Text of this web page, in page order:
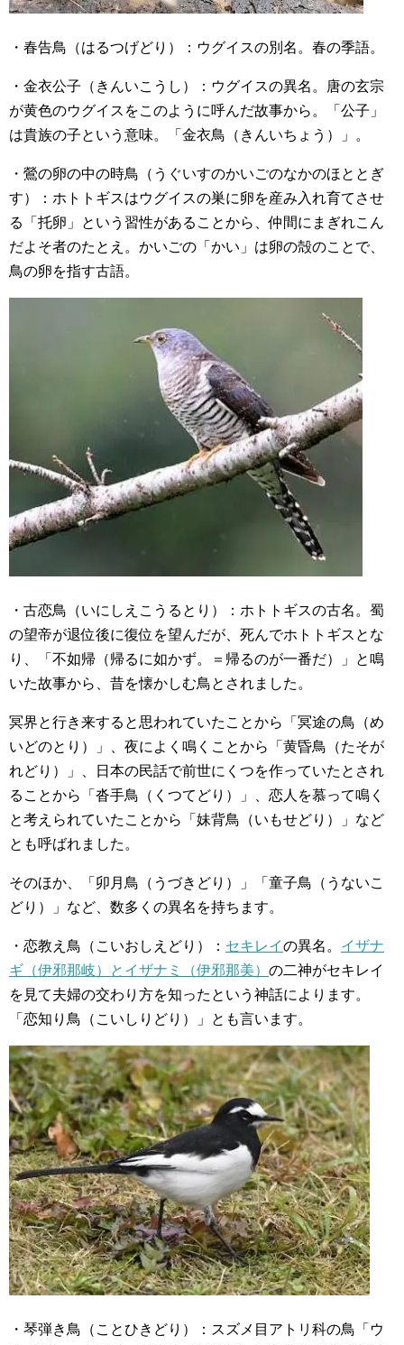
・春告鳥（はるつげどり）：ウグイスの別名。春の季語。
・金衣公子（きんいこうし）：ウグイスの異名。唐の玄宗
が黄色のウグイスをこのように呼んだ故事から。「公子」
は貴族の子という意味。「金衣鳥（きんいちょう）」。
・鶯の卵の中の時鳥（うぐいすのかいごのなかのほととぎ
す）：ホトトギスはウグイスの巣に卵を産み入れ育てさせ
る「托卵」という習性があることから、仲間にまぎれこん
だよそ者のたとえ。かいごの「かい」は卵の殻のことで、
鳥の卵を指す古語。
・古恋鳥（いにしえこうるとり）：ホトトギスの古名。蜀
の望帝が退位後に復位を望んだが、死んでホトトギスとな
り、「不如帰（帰るに如かず。＝帰るのが一番だ）」と鳴
いた故事から、昔を懐かしむ鳥とされました。
冥界と行き来すると思われていたことから「冥途の鳥（め
いどのとり）」、夜によく鳴くことから「黄昏鳥（たそが
れどり）」、日本の民話で前世にくつを作っていたとされ
ることから「沓手鳥（くつてどり）」、恋人を慕って鳴く
と考えられていたことから「妹背鳥（いもせどり）」など
とも呼ばれました。
そのほか、「卯月鳥（うづきどり）」「童子鳥（うないこ
どり）」など、数多くの異名を持ちます。
・恋教え鳥（こいおしえどり）： セキレイの異名。 イザナ
ギ（伊邪那岐）とイザナミ（伊邪那美） の二神がセキレイ
を見て夫婦の交わり方を知ったという神話によります。
「恋知り鳥（こいしりどり）」とも言います。
・琴弾き鳥（ことひきどり）：スズメ目アトリ科の鳥「ウ